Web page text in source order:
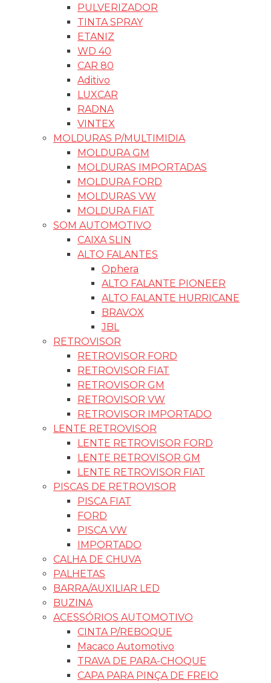
PULVERIZADOR
TINTA SPRAY
ETANIZ
WD 40
CAR 80
Aditivo
LUXCAR
RADNA
VINTEX
MOLDURAS P/MULTIMIDIA
MOLDURA GM
MOLDURAS IMPORTADAS
MOLDURA FORD
MOLDURAS VW
MOLDURA FIAT
SOM AUTOMOTIVO
CAIXA SLIN
ALTO FALANTES
Ophera
ALTO FALANTE PIONEER
ALTO FALANTE HURRICANE
BRAVOX
JBL
RETROVISOR
RETROVISOR FORD
RETROVISOR FIAT
RETROVISOR GM
RETROVISOR VW
RETROVISOR IMPORTADO
LENTE RETROVISOR
LENTE RETROVISOR FORD
LENTE RETROVISOR GM
LENTE RETROVISOR FIAT
PISCAS DE RETROVISOR
PISCA FIAT
FORD
PISCA VW
IMPORTADO
CALHA DE CHUVA
PALHETAS
BARRA/AUXILIAR LED
BUZINA
ACESSÓRIOS AUTOMOTIVO
CINTA P/REBOQUE
Macaco Automotivo
TRAVA DE PARA-CHOQUE
CAPA PARA PINÇA DE FREIO